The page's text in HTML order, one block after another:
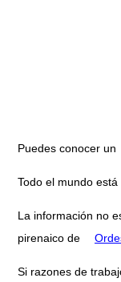
Puedes conocer un
Todo el mundo está
La información no
pirenaico de
Si razones de